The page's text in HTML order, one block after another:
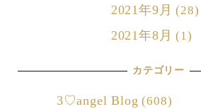
2021年9月 (28)
2021年8月 (1)
カテゴリー
3♡angel Blog (608)